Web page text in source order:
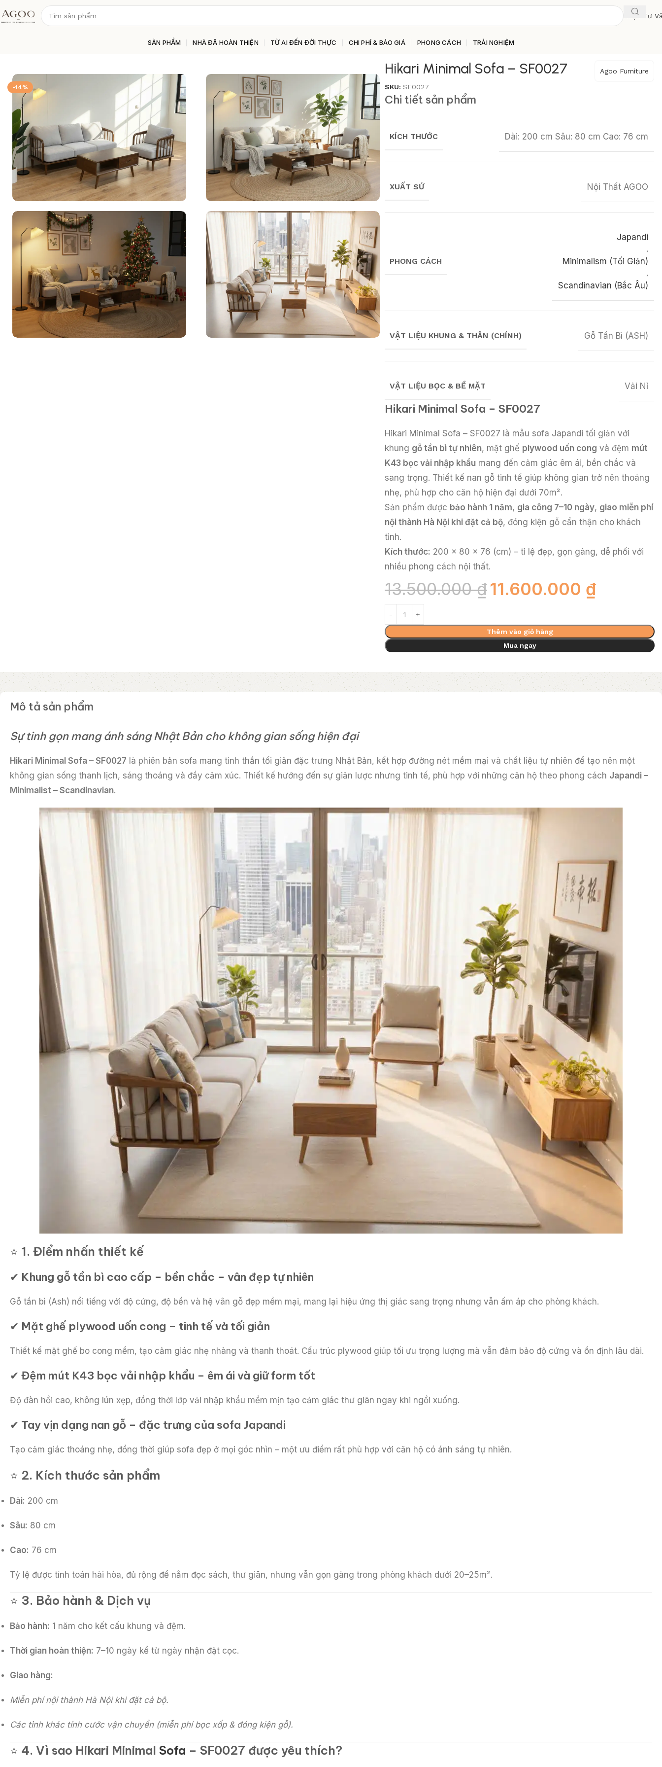
Nhận Tư
SẢN PHẨM NHÀ ĐÃ HOÀN THIỆN TỪ AI ĐẾN ĐỜI THỰC CHI PHÍ & BÁO GIÁ PHONG CÁCH
TRẢI NGHIỆM
-14%
Hikari Minimal Sofa – SF0027
Agoo Furniture
SKU:SF0027
Chi tiết sản phẩm
KÍCH THƯỚC Dài: 200 cm Sâu: 80 cm Cao: 76 cm
XUẤT SỨ Nội Thất AGOO
PHONG CÁCH
Japandi
,
Minimalism (Tối Giản)
,
Scandinavian (Bắc Âu)
VẬT LIỆU KHUNG & THÂN (CHÍNH) Gỗ Tần Bì (ASH)
VẬT LIỆU BỌC & BỀ MẶT Vải Nỉ
Hikari Minimal Sofa – SF0027
Hikari Minimal Sofa – SF0027 là mẫu sofa Japandi tối giản với
khung gỗ tần bì tự nhiên, mặt ghế plywood uốn cong và đệm mút
K43 bọc vải nhập khẩu mang đến cảm giác êm ái, bền chắc và
sang trọng. Thiết kế nan gỗ tinh tế giúp không gian trở nên thoáng
nhẹ, phù hợp cho căn hộ hiện đại dưới 70m².
Sản phẩm được bảo hành 1 năm, gia công 7–10 ngày, giao miễn phí
nội thành Hà Nội khi đặt cả bộ, đóng kiện gỗ cẩn thận cho khách
tỉnh.
Kích thước: 200 x 80 x 76 (cm) – tỉ lệ đẹp, gọn gàng, dễ phối với
nhiều phong cách nội thất.
13.500.000₫11.600.000 ₫
Thêm vào giỏ hàng
Mua ngay
Mô tả sản phẩm
Sự tinh gọn mang ánh sáng Nhật Bản cho không gian sống hiện đại
Hikari Minimal Sofa – SF0027 là phiên bản sofa mang tinh thần tối giản đặc trưng Nhật Bản, kết hợp đường nét mềm mại và chất liệu tự nhiên để tạo nên một
không gian sống thanh lịch, sáng thoáng và đầy cảm xúc. Thiết kế hướng đến sự giản lược nhưng tinh tế, phù hợp với những căn hộ theo phong cách Japandi –
Minimalist – Scandinavian.
⭐ 1. Điểm nhấn thiết kế
✔ Khung gỗ tần bì cao cấp – bền chắc – vân đẹp tự nhiên
Gỗ tần bì (Ash) nổi tiếng với độ cứng, độ bền và hệ vân gỗ đẹp mềm mại, mang lại hiệu ứng thị giác sang trọng nhưng vẫn ấm áp cho phòng khách.
✔ Mặt ghế plywood uốn cong – tinh tế và tối giản
Thiết kế mặt ghế bo cong mềm, tạo cảm giác nhẹ nhàng và thanh thoát. Cấu trúc plywood giúp tối ưu trọng lượng mà vẫn đảm bảo độ cứng và ổn định lâu dài.
✔ Đệm mút K43 bọc vải nhập khẩu – êm ái và giữ form tốt
Độ đàn hồi cao, không lún xẹp, đồng thời lớp vải nhập khẩu mềm mịn tạo cảm giác thư giãn ngay khi ngồi xuống.
✔ Tay vịn dạng nan gỗ – đặc trưng của sofa Japandi
Tạo cảm giác thoáng nhẹ, đồng thời giúp sofa đẹp ở mọi góc nhìn – một ưu điểm rất phù hợp với căn hộ có ánh sáng tự nhiên.
⭐ 2. Kích thước sản phẩm
Dài: 200 cm
Sâu: 80 cm
Cao: 76 cm
Tỷ lệ được tính toán hài hòa, đủ rộng để nằm đọc sách, thư giãn, nhưng vẫn gọn gàng trong phòng khách dưới 20–25m².
⭐ 3. Bảo hành & Dịch vụ
Bảo hành: 1 năm cho kết cấu khung và đệm.
Thời gian hoàn thiện: 7–10 ngày kể từ ngày nhận đặt cọc.
Giao hàng:
Miễn phí nội thành Hà Nội khi đặt cả bộ.
Các tỉnh khác tính cước vận chuyển (miễn phí bọc xốp & đóng kiện gỗ).
⭐ 4. Vì sao Hikari Minimal Sofa – SF0027 được yêu thích?